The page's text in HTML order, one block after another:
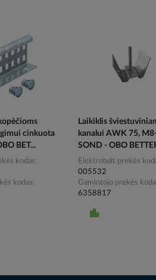
cinkuota
BET...
kodas
kodas
Laikiklis
kanalui AWK 75,
SOND - OBO
Elektrobalt prekės
005532
Gamintojo prekės
6358817